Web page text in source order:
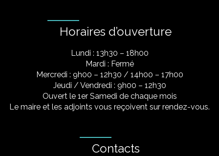
Horaires d’ouverture
Lundi : 13h30 – 18h00
Mardi : Fermé
Mercredi : 9h00 – 12h30 / 14h00 – 17h00
Jeudi / Vendredi : 9h00 – 12h30
Ouvert le 1er Samedi de chaque mois
Le maire et les adjoints vous reçoivent sur rendez-vous.
Contacts